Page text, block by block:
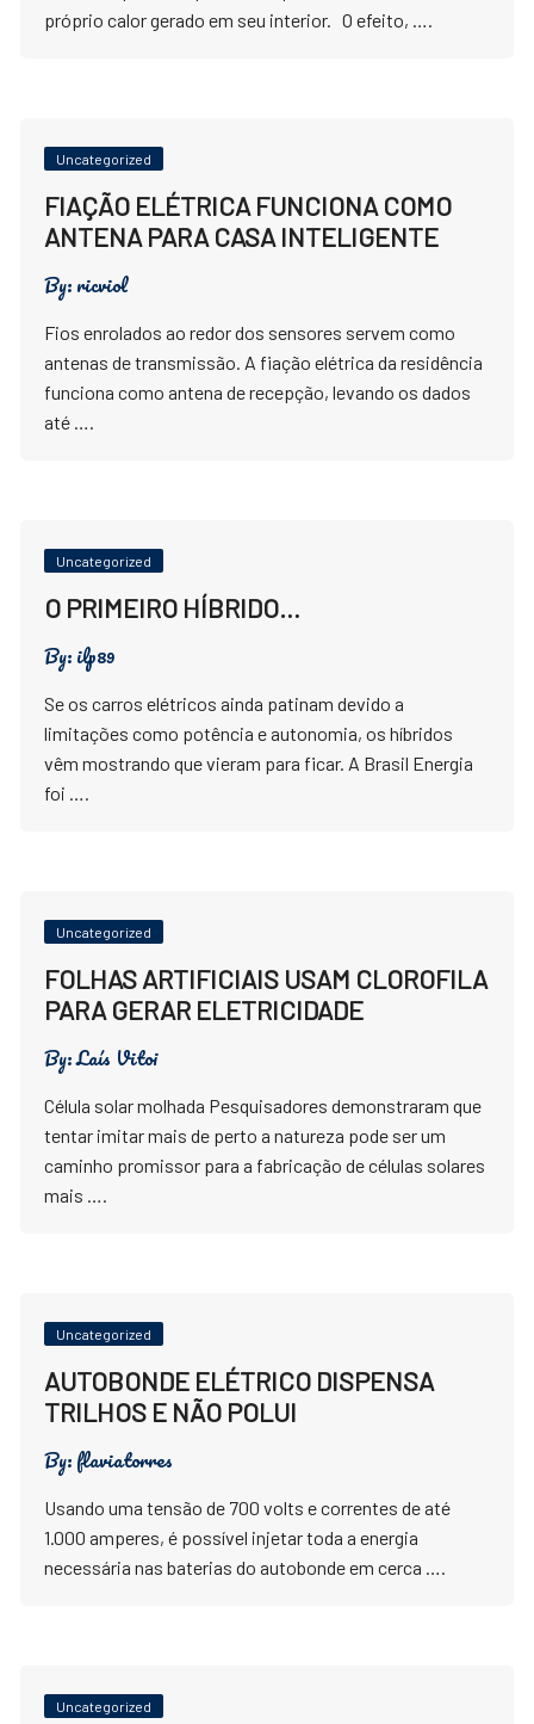
próprio calor gerado em seu interior. O efeito, ….
Uncategorized
FIAÇÃO ELÉTRICA FUNCIONA COMO
ANTENA PARA CASA INTELIGENTE
By:ricviol
Fios enrolados ao redor dos sensores servem como
antenas de transmissão. A fiação elétrica da residência
funciona como antena de recepção, levando os dados
até ….
Uncategorized
O PRIMEIRO HÍBRIDO…
By:ilp89
Se os carros elétricos ainda patinam devido a
limitações como potência e autonomia, os híbridos
vêm mostrando que vieram para ficar. A Brasil Energia
foi ….
Uncategorized
FOLHAS ARTIFICIAIS USAM CLOROFILA
PARA GERAR ELETRICIDADE
By:Laís Vitoi
Célula solar molhada Pesquisadores demonstraram que
tentar imitar mais de perto a natureza pode ser um
caminho promissor para a fabricação de células solares
mais ….
Uncategorized
AUTOBONDE ELÉTRICO DISPENSA
TRILHOS E NÃO POLUI
By:flaviatorres
Usando uma tensão de 700 volts e correntes de até
1.000 amperes, é possível injetar toda a energia
necessária nas baterias do autobonde em cerca ….
Uncategorized